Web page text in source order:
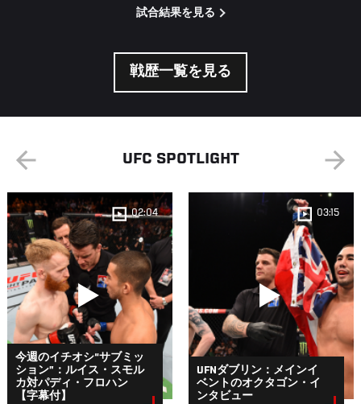
試合結果を見る
戦歴一覧を見る
UFC SPOTLIGHT
02:04
今週のイチオシ“サブミッ
ション”：ルイス・スモル
カ対パディ・フロハン
【字幕付】
03:15
UFNダブリン：メインイ
ベントのオクタゴン・イ
ンタビュー